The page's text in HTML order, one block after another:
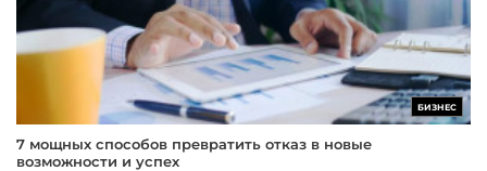
БИЗНЕС
7 мощных способов превратить отказ в новые
возможности и успех